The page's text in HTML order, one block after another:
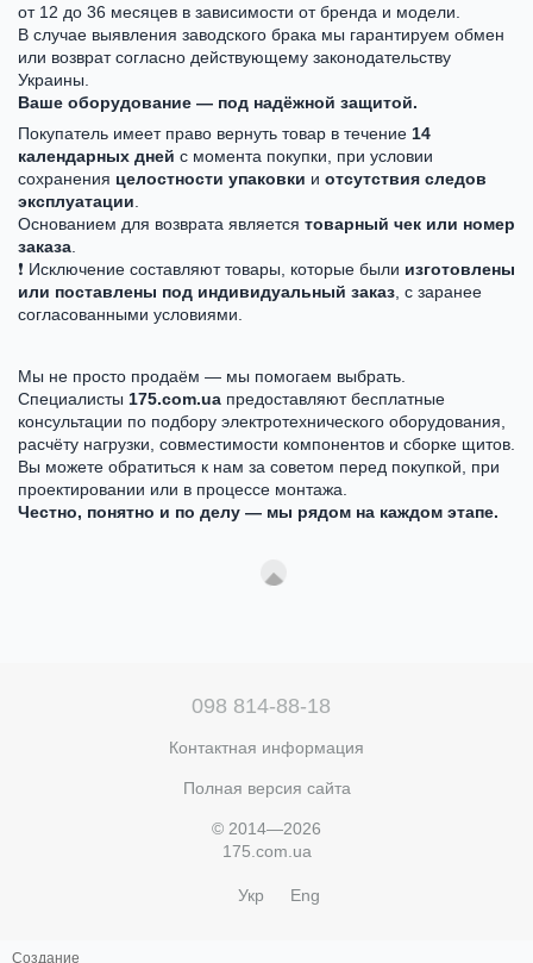
от 12 до 36 месяцев в зависимости от бренда и модели.
В случае выявления заводского брака мы гарантируем обмен
или возврат согласно действующему законодательству
Украины.
Ваше оборудование — под надёжной защитой.
Покупатель имеет право вернуть товар в течение 14
календарных дней с момента покупки, при условии
сохранения целостности упаковки и отсутствия следов
эксплуатации
Основанием для возврата является товарный чек или номер
заказа
❗ Исключение составляют товары, которые были изготовлены
или поставлены под индивидуальный заказ , с заранее
согласованными условиями.
Мы не просто продаём — мы помогаем выбрать.
Специалисты 175.com.ua предоставляют бесплатные
консультации по подбору электротехнического оборудования,
расчёту нагрузки, совместимости компонентов и сборке щитов.
Вы можете обратиться к нам за советом перед покупкой, при
проектировании или в процессе монтажа.
Честно, понятно и по делу — мы рядом на каждом этапе.
098 814-88-18
Контактная информация
Полная версия сайта
© 2014—2026
175.com.ua
Укр Eng
Создание